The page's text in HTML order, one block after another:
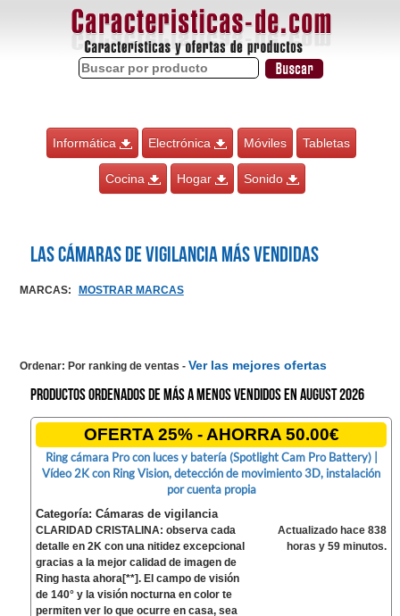
Informática Electrónica Móviles Tabletas
Cocina Hogar Sonido
Las Cámaras de vigilancia más vendidas
MARCAS: MOSTRAR MARCAS
Ordenar: Por ranking de ventas - Ver las mejores ofertas
Productos ordenados de más a menos vendidos en August 2026
OFERTA 25% - AHORRA 50.00€
Ring cámara Pro con luces y batería (Spotlight Cam Pro Battery) |
Vídeo 2K con Ring Vision, detección de movimiento 3D, instalación
por cuenta propia
Categoría: Cámaras de vigilancia
CLARIDAD CRISTALINA: observa cada
detalle en 2K con una nitidez excepcional
gracias a la mejor calidad de imagen de
Ring hasta ahora[**]. El campo de visión
de 140° y la visión nocturna en color te
permiten ver lo que ocurre en casa, sea
Actualizado hace 838
horas y 59 minutos.